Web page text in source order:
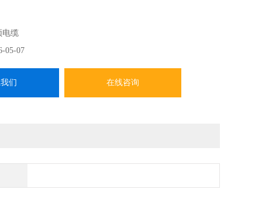
电缆
05-07
们 在线咨询